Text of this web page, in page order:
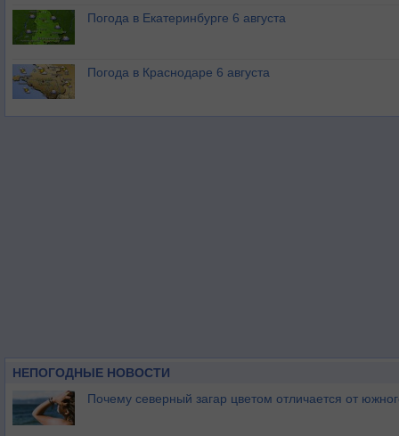
Погода в Екатеринбурге 6 августа
Погода в Краснодаре 6 августа
НЕПОГОДНЫЕ НОВОСТИ
Почему северный загар цветом отличается от